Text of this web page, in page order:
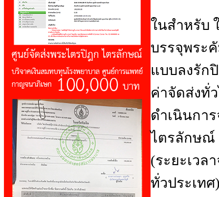
ในสำหรับ
บรรจุพระ
แบบลงรัก
ค่าจัดส่งทั่
ดำเนินกา
ไตรลักษณ์
(ระยะเวล
ทั่วประเทศ